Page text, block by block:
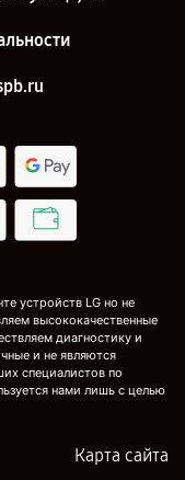
устройств LG но не
высококачественные
диагностику и
и не являются
специалистов по
нами лишь с целью
Карта сайта